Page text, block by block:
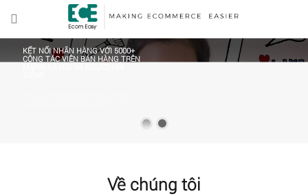
KẾT NỐI NHÃN HÀNG VỚI 5000+
CỘNG TÁC VIÊN BÁN HÀNG TRÊN
Về chúng tôi